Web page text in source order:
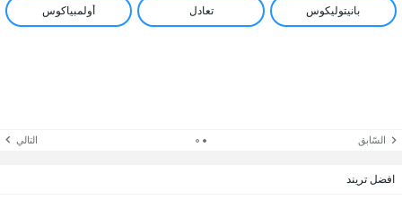
بانيتوليكوس تعادل أولمبياكوس
السّابق التالي
افضل تريند